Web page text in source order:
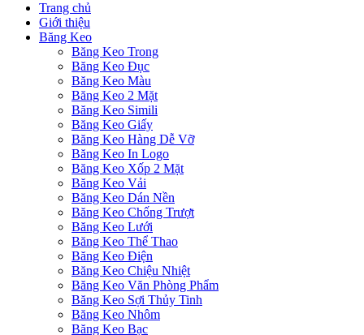
Trang chủ
Giới thiệu
Băng Keo
Băng Keo Trong
Băng Keo Đục
Băng Keo Màu
Băng Keo 2 Mặt
Băng Keo Simili
Băng Keo Giấy
Băng Keo Hàng Dễ Vỡ
Băng Keo In Logo
Băng Keo Xốp 2 Mặt
Băng Keo Vải
Băng Keo Dán Nền
Băng Keo Chống Trượt
Băng Keo Lưới
Băng Keo Thể Thao
Băng Keo Điện
Băng Keo Chiệu Nhiệt
Băng Keo Văn Phòng Phẩm
Băng Keo Sợi Thủy Tinh
Băng Keo Nhôm
Băng Keo Bạc